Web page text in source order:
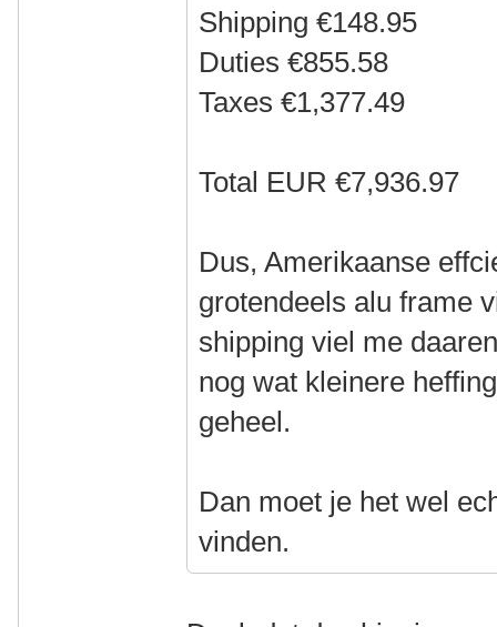
Shipping €148.95
Duties €855.58
Taxes €1,377.49
Total EUR €7,936.97
Dus, Amerikaanse
grotendeels alu frame
shipping viel me
nog wat kleinere
geheel.
Dan moet je het wel
vinden.